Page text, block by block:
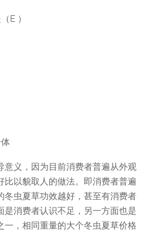
E ）
意义，因为目前消费者普遍从外观
比以貌取人的做法。即消费者普遍
冬虫夏草功效越好，甚至有消费者
是消费者认识不足，另一方面也是
一，相同重量的大个冬虫夏草价格